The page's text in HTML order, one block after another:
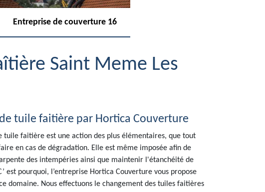
Entreprise de couverture 16
Saint Meme Les
tuile faitière par Hortica Couverture
tuile faitière est une action des plus élémentaires, que tout
en cas de dégradation. Elle est même imposée afin de
des intempéries ainsi que maintenir l'étanchéité de
est pourquoi, l’entreprise Hortica Couverture vous propose
domaine. Nous effectuons le changement des tuiles faitières